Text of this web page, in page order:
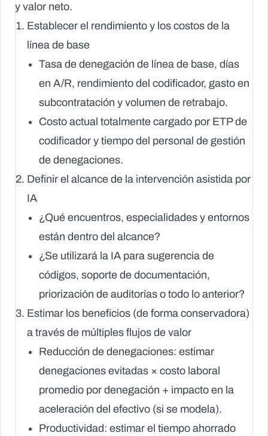
y valor neto.
Establecer el rendimiento y los costos de la
línea de base
Tasa de denegación de línea de base, días
en A/R, rendimiento del codificador, gasto en
subcontratación y volumen de retrabajo.
Costo actual totalmente cargado por ETP de
codificador y tiempo del personal de gestión
de denegaciones.
Definir el alcance de la intervención asistida por
IA
¿Qué encuentros, especialidades y entornos
están dentro del alcance?
¿Se utilizará la IA para sugerencia de
códigos, soporte de documentación,
priorización de auditorías o todo lo anterior?
Estimar los beneficios (de forma conservadora)
a través de múltiples flujos de valor
Reducción de denegaciones: estimar
denegaciones evitadas × costo laboral
promedio por denegación + impacto en la
aceleración del efectivo (si se modela).
Productividad: estimar el tiempo ahorrado